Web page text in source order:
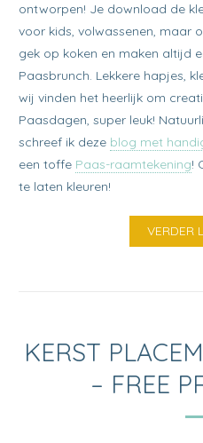
ontworpen! Je download de
voor kids, volwassenen, maar
gek op koken en maken altijd
Paasbrunch. Lekkere hapjes,
wij vinden het heerlijk om
Paasdagen, super leuk!
schreef ik deze blog met
een toffe Paas-raamtekening!
te laten kleuren!
VERDER
KERST
– FREE